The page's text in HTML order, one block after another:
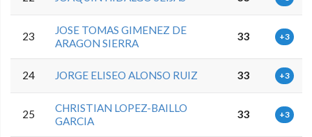
23
JOSE TOMAS GIMENEZ DE
ARAGON SIERRA
33 +3
24 JORGE ELISEO ALONSO RUIZ 33 +3
25
CHRISTIAN LOPEZ-BAILLO
GARCIA
33 +3